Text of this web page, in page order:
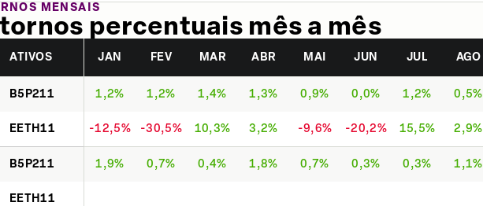
MENSAIS
percentuais mês a mês
ATIVOS JAN FEV MAR ABR MAI JUN JUL AGO
B5P211 1,2% 1,2% 1,4% 1,3% 0,9% 0,0% 1,2% 0,5%
EETH11 -12,5% -30,5% 10,3% 3,2% -9,6% -20,2% 15,5% 2,9%
B5P211 1,9% 0,7% 0,4% 1,8% 0,7% 0,3% 0,3% 1,1%
EETH11